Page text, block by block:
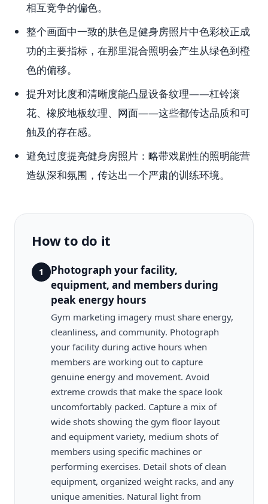
相互竞争的偏色。
整个画面中一致的肤色是健身房照片中色彩校正成
功的主要指标，在那里混合照明会产生从绿色到橙
色的偏移。
提升对比度和清晰度能凸显设备纹理——杠铃滚
花、橡胶地板纹理、网面——这些都传达品质和可
触及的存在感。
避免过度提亮健身房照片：略带戏剧性的照明能营
造纵深和氛围，传达出一个严肃的训练环境。
How to do it
1
Photograph your facility,
equipment, and members during
peak energy hours
Gym marketing imagery must share energy,
cleanliness, and community. Photograph
your facility during active hours when
members are working out to capture
genuine energy and movement. Avoid
extreme crowds that make the space look
uncomfortably packed. Capture a mix of
wide shots showing the gym floor layout
and equipment variety, medium shots of
members using specific machines or
performing exercises. Detail shots of clean
equipment, organized weight racks, and any
unique amenities. Natural light from